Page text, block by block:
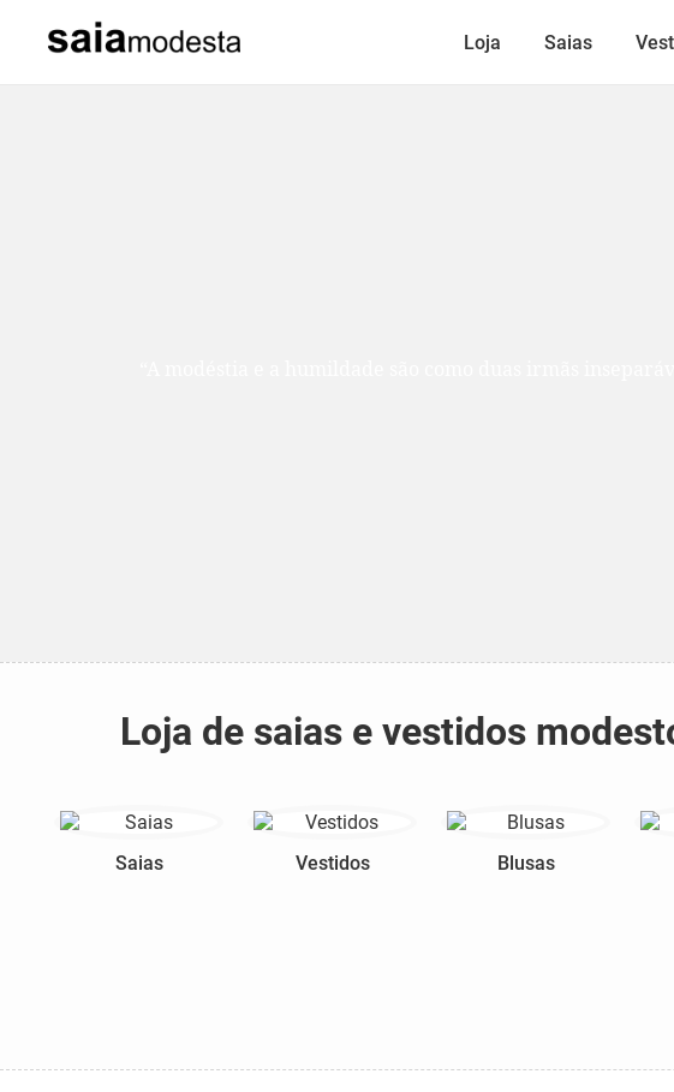
Loja Saias
Loja de saias e vestidos
Saias Vestidos Blusas